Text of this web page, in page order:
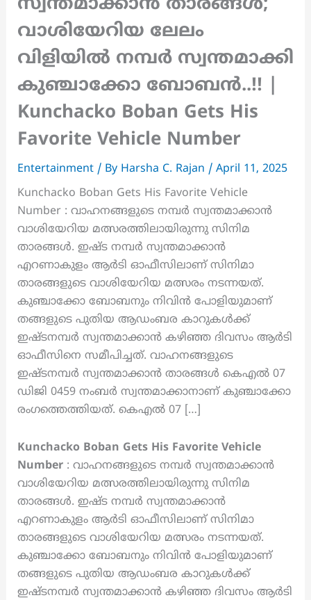
സ്വന്തമാക്കാൻ താരങ്ങൾ;
വാശിയേറിയ ലേലം
വിളിയിൽ നമ്പർ സ്വന്തമാക്കി
കുഞ്ചാക്കോ ബോബൻ..!! |
Kunchacko Boban Gets His
Favorite Vehicle Number
Entertainment/ By Harsha C. Rajan / April 11, 2025
Kunchacko Boban Gets His Favorite Vehicle
Number : വാഹനങ്ങളുടെ നമ്പർ സ്വന്തമാക്കാൻ
വാശിയേറിയ മത്സരത്തിലായിരുന്നു സിനിമ
താരങ്ങൾ. ഇഷ്ട നമ്പർ സ്വന്തമാക്കാൻ
എറണാകുളം ആർടി ഓഫീസിലാണ് സിനിമാ
താരങ്ങളുടെ വാശിയേറിയ മത്സരം നടന്നയത്.
കുഞ്ചാക്കോ ബോബനും നിവിൻ പോളിയുമാണ്
തങ്ങളുടെ പുതിയ ആഡംബര കാറുകൾക്ക്
ഇഷ്ടനമ്പർ സ്വന്തമാക്കാൻ കഴിഞ്ഞ ദിവസം ആർടി
ഓഫീസിനെ സമീപിച്ചത്. വാഹനങ്ങളുടെ
ഇഷ്ടനമ്പർ സ്വന്തമാക്കാൻ താരങ്ങൾ കെഎൽ 07
ഡിജി 0459 നംബർ സ്വന്തമാക്കാനാണ് കുഞ്ചാക്കോ
രംഗത്തെത്തിയത്. കെഎൽ 07 […]
Kunchacko Boban Gets His Favorite Vehicle
Number: വാഹനങ്ങളുടെ നമ്പർ സ്വന്തമാക്കാൻ
വാശിയേറിയ മത്സരത്തിലായിരുന്നു സിനിമ
താരങ്ങൾ. ഇഷ്ട നമ്പർ സ്വന്തമാക്കാൻ
എറണാകുളം ആർടി ഓഫീസിലാണ് സിനിമാ
താരങ്ങളുടെ വാശിയേറിയ മത്സരം നടന്നയത്.
കുഞ്ചാക്കോ ബോബനും നിവിൻ പോളിയുമാണ്
തങ്ങളുടെ പുതിയ ആഡംബര കാറുകൾക്ക്
ഇഷ്ടനമ്പർ സ്വന്തമാക്കാൻ കഴിഞ്ഞ ദിവസം ആർടി